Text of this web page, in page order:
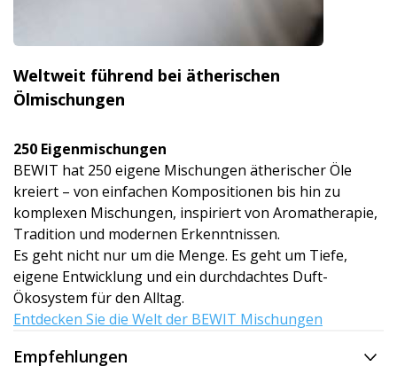
Weltweit führend bei ätherischen
Ölmischungen
250 Eigenmischun­gen
BEWIT hat 250 eigene Mischungen ätherischer Öle
kreiert – von einfachen Kompositionen bis hin zu
komplexen Mischungen, inspiriert von Aromatherapie,
Tradition und modernen Erkenntnissen.
Es geht nicht nur um die Menge. Es geht um Tiefe,
eigene Entwicklung und ein durchdachtes Duft-
Ökosystem für den Alltag.
Entdecken Sie die Welt der BEWIT Mischungen
Empfehlungen